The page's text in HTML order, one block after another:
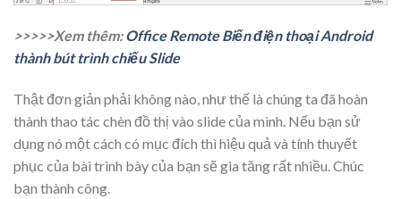
>>>>>Xem thêm:Office Remote Biến điện thoại Android
thành bút trình chiếu Slide
Thật đơn giản phải không nào, như thế là chúng ta đã hoàn
thành thao tác chèn đồ thị vào slide của mình. Nếu bạn sử
dụng nó một cách có mục đích thì hiệu quả và tính thuyết
phục của bài trình bày của bạn sẽ gia tăng rất nhiều. Chúc
bạn thành công.